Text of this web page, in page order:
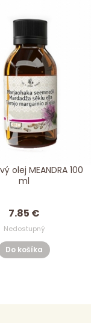
Šťava z aloe 99.8%
EKOMEDICA 500 ml
12.82 €
Nedostupný
Do košíka